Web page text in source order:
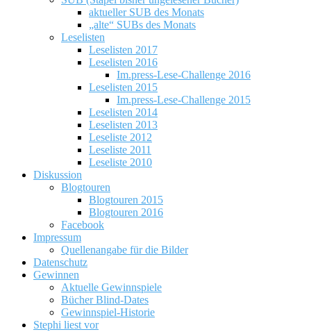
aktueller SUB des Monats
„alte“ SUBs des Monats
Leselisten
Leselisten 2017
Leselisten 2016
Im.press-Lese-Challenge 2016
Leselisten 2015
Im.press-Lese-Challenge 2015
Leselisten 2014
Leselisten 2013
Leseliste 2012
Leseliste 2011
Leseliste 2010
Diskussion
Blogtouren
Blogtouren 2015
Blogtouren 2016
Facebook
Impressum
Quellenangabe für die Bilder
Datenschutz
Gewinnen
Aktuelle Gewinnspiele
Bücher Blind-Dates
Gewinnspiel-Historie
Stephi liest vor